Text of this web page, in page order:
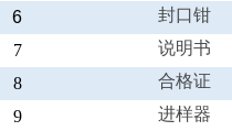
6
封口钳
7
说明书
8
合格证
9
进样器